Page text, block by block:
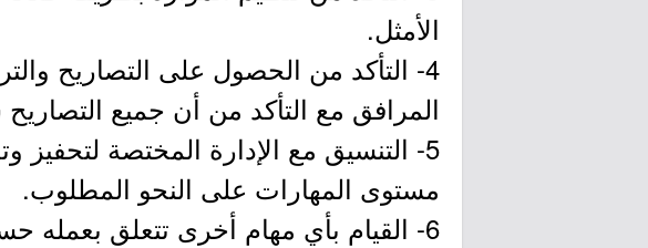
الأمثل.
4- التأكد من الحصول على التصاريح
المرافق مع التأكد من أن جميع
5- التنسيق مع الإدارة المختصة
مستوى المهارات على النحو المطلوب.
6- القيام بأي مهام أخرى تتعلق بعمله حسب توجيهات رئيسه المباشر.